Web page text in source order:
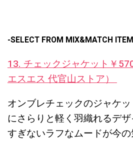
-SELECT FROM MIX&MATCH
13. チェックジャケット￥
エスエス 代官山ストア）
オンブレチェックのジャケ
にさらりと軽く羽織れるデ
すぎないラフなムードが今